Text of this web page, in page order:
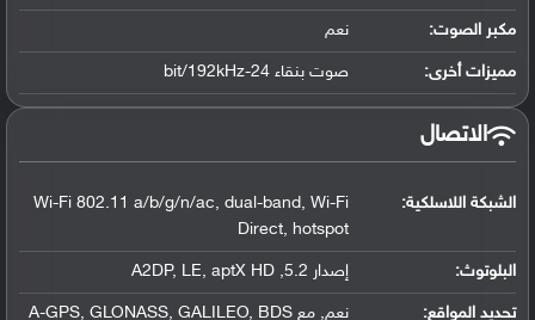
مكبر الصوت: نعم
مميزات أخرى: صوت بنقاء 24-bit/192kHz
الاتصال
الشبكة اللاسلكية:
Wi-Fi 802.11 a/b/g/n/ac, dual-band, Wi-Fi
Direct, hotspot
البلوتوث: إصدار 5.2, A2DP, LE, aptX HD
تحديد المواقع: نعم, مع A-GPS, GLONASS, GALILEO, BDS